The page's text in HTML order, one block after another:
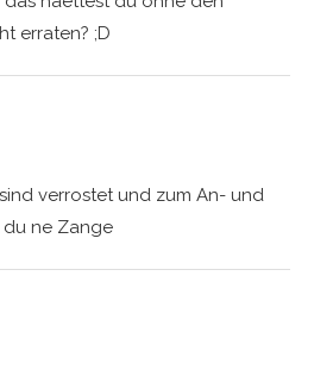
erraten? ;D
verrostet und zum An- und
ne Zange